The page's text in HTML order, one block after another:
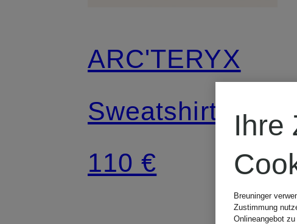
ARC'TERYX
Sweatshirt
110 €
Ihre
Breuninger
Zustimmung
Onlineangebot